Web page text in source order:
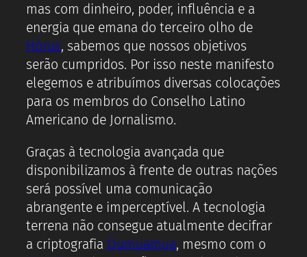
mas com dinheiro, poder, influência e a
energia que emana do terceiro olho de
Hórus, sabemos que nossos objetivos
serão cumpridos. Por isso neste manifesto
elegemos e atribuímos diversas colocações
para os membros do Conselho Latino
Americano de Jornalismo.
Graças à tecnologia avançada que
disponibilizamos à frente de outras nações
será possível uma comunicação
abrangente e imperceptível. A tecnologia
terrena não consegue atualmente decifrar
a criptografia Oumuamua, mesmo com o